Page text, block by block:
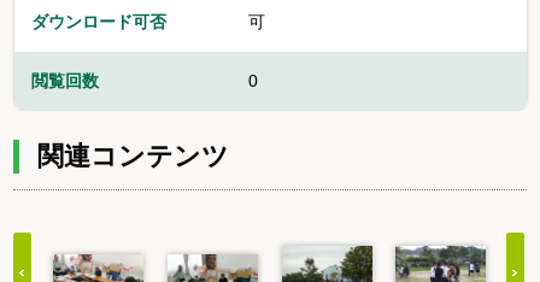
ダウンロード可否 可
閲覧回数 0
関連コンテンツ